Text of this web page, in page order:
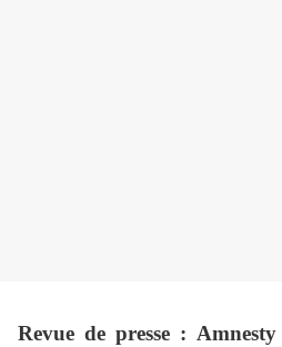
Revue de presse :